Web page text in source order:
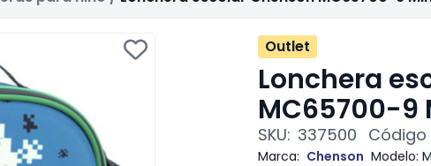
Outlet
Lonchera
MC65700-9
SKU: 337500 Código
Marca: Chenson Modelo: